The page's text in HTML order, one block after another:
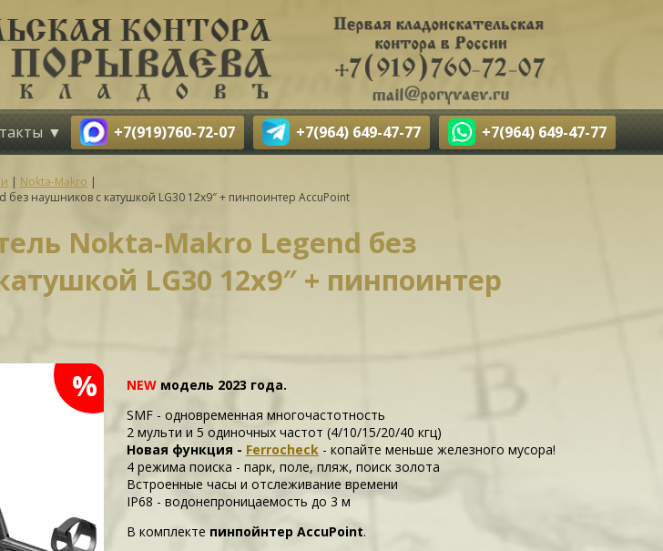
+7(919)760-72-07 +7(964) 649-47-77 +7(964) 649-47-77
| Nokta-Makro |
без наушников с катушкой LG30 12x9″ + пинпоинтер AccuPoint
Nokta-Makro Legend без
LG30 12x9″ + пинпоинтер
%
NEWмодель 2023 года.
SMF - одновременная многочастотность
2 мульти и 5 одиночных частот (4/10/15/20/40 кгц)
Новая функция - Ferrocheck- копайте меньше железного мусора!
4 режима поиска - парк, поле, пляж, поиск золота
Встроенные часы и отслеживание времени
IP68 - водонепроницаемость до 3 м
В комплекте пинпойнтер AccuPoint.